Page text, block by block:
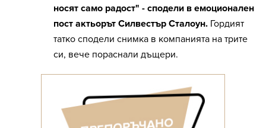
носят само радост" - сподели в емоционален
пост актьорът Силвестър Сталоун. Гордият
татко сподели снимка в компанията на трите
си, вече пораснали дъщери.